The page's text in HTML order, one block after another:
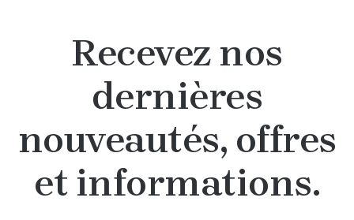
Recevez nos
dernières
nouveautés, offres
et informations.